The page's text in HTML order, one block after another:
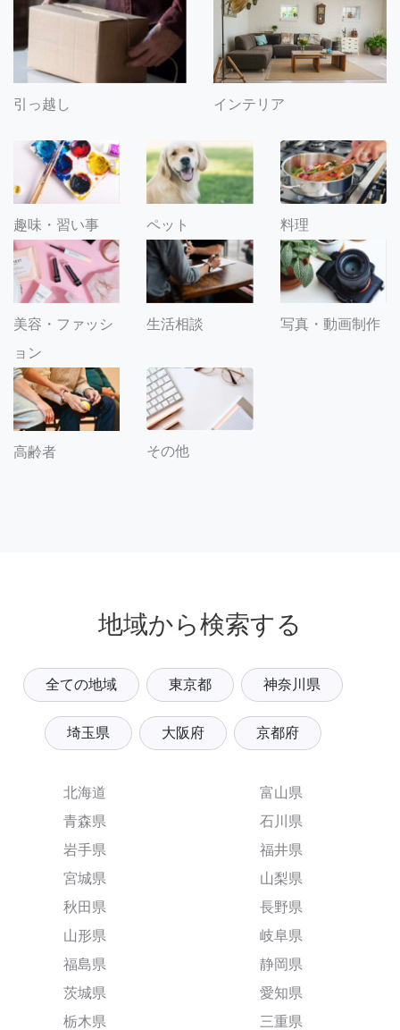
引っ越し インテリア
趣味・習い事 ペット 料理
美容・ファッシ
ョン
生活相談 写真・動画制作
高齢者 その他
地域から検索する
全ての地域 東京都 神奈川県
埼玉県 大阪府 京都府
北海道
青森県
岩手県
宮城県
秋田県
山形県
福島県
茨城県
栃木県
富山県
石川県
福井県
山梨県
長野県
岐阜県
静岡県
愛知県
三重県